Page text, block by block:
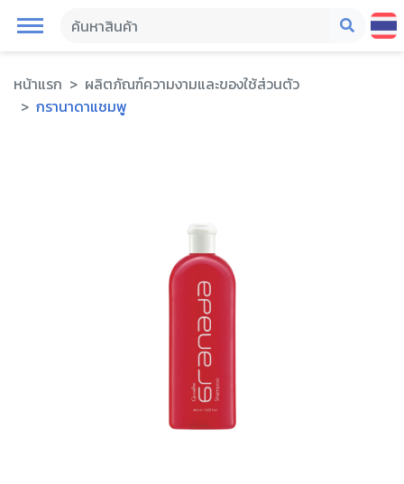
หน้าแรก
ผลิตภัณฑ์ความงามและของใช้ส่วนตัว
กรานาดาแชมพู